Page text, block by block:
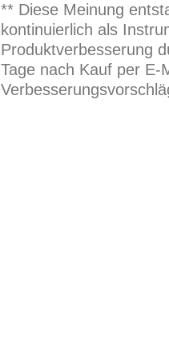
** Diese Meinung
kontinuierlich als
Produktverbesserung
Tage nach Kauf per E-